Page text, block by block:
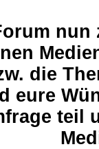
die
eure
teil